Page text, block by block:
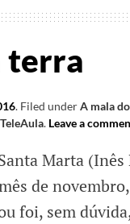
terra
. Filed underA mala
. Leave a
Marta
de
foi, sem